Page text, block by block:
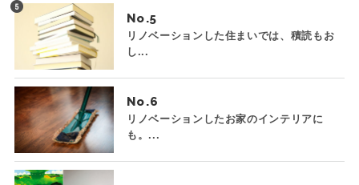
No.
リノベーションした住まいでは、積読もお
し...
No.
リノベーションしたお家のインテリアに
も。...